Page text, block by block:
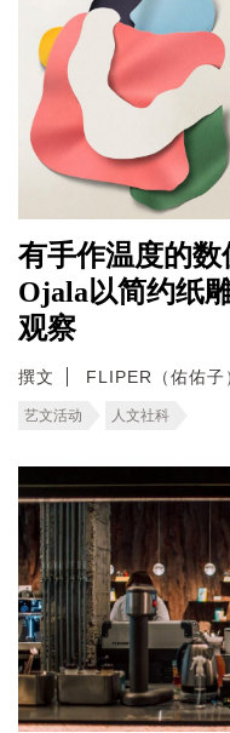
有手作温度的
Ojala以简约纸
观察
撰文 FLIPER（佑佑子
艺文活动 人文社科